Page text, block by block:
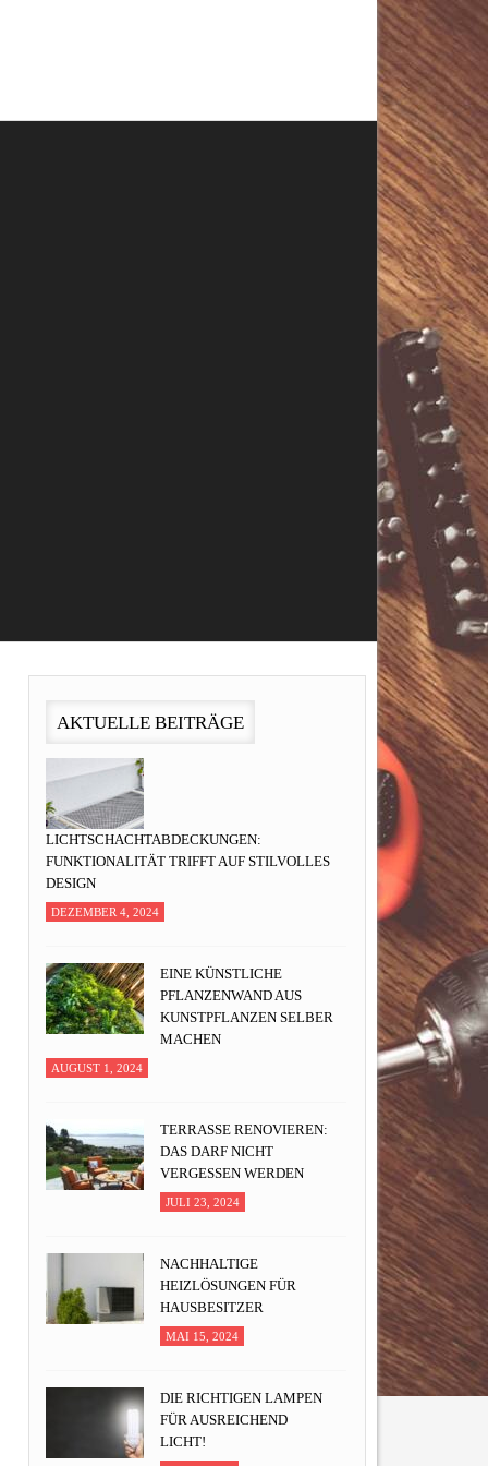
AKTUELLE BEITRÄGE
LICHTSCHACHTABDECKUNGEN:
FUNKTIONALITÄT TRIFFT AUF STILVOLLES
DESIGN
DEZEMBER 4, 2024
EINE KÜNSTLICHE
PFLANZENWAND AUS
KUNSTPFLANZEN SELBER
MACHEN
AUGUST 1, 2024
TERRASSE RENOVIEREN:
DAS DARF NICHT
VERGESSEN WERDEN
JULI 23, 2024
NACHHALTIGE
HEIZLÖSUNGEN FÜR
HAUSBESITZER
MAI 15, 2024
DIE RICHTIGEN LAMPEN
FÜR AUSREICHEND
LICHT!